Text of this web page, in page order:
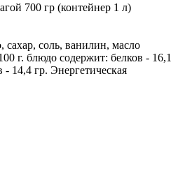
700 гр (контейнер 1 л)
сахар, соль, ванилин, масло
г. блюдо содержит: белков - 16,1
- 14,4 гр. Энергетическая